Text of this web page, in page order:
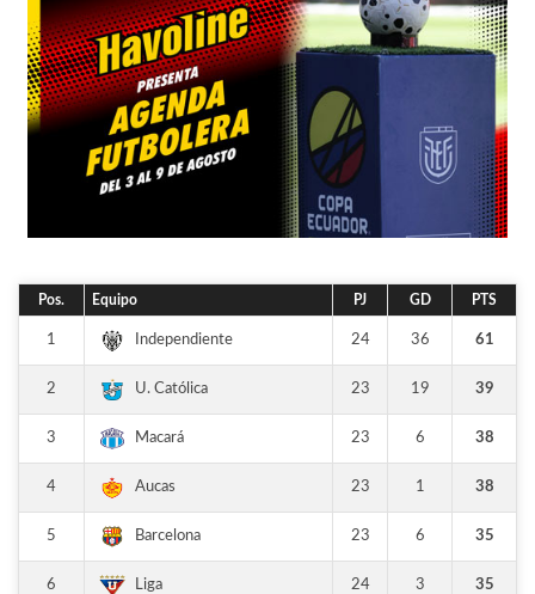
Pos. Equipo PJ GD PTS
1 Independiente 24 36 61
2 U. Católica 23 19 39
3 Macará 23 6 38
4 Aucas 23 1 38
5 Barcelona 23 6 35
6 Liga 24 3 35